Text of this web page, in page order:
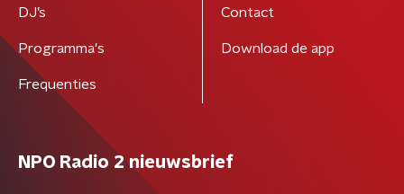
DJ’s
Programma's
Frequenties
Contact
Download de app
NPO Radio 2 nieuwsbrief